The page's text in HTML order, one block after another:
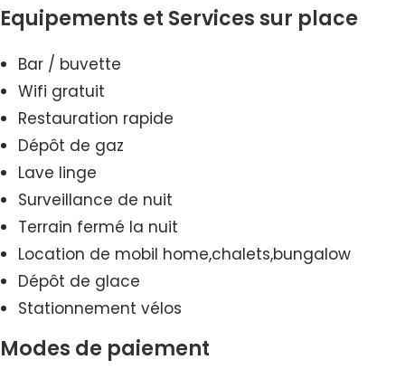
Equipements et Services sur place
Bar / buvette
Wifi gratuit
Restauration rapide
Dépôt de gaz
Lave linge
Surveillance de nuit
Terrain fermé la nuit
Location de mobil home,chalets,bungalow
Dépôt de glace
Stationnement vélos
Modes de paiement